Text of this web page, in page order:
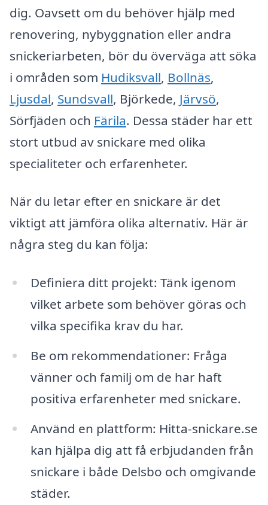
dig. Oavsett om du behöver hjälp med
renovering, nybyggnation eller andra
snickeriarbeten, bör du överväga att söka
i områden som Hudiksvall, Bollnäs,
Ljusdal, Sundsvall, Björkede, Järvsö,
Sörfjäden och Färila. Dessa städer har ett
stort utbud av snickare med olika
specialiteter och erfarenheter.
När du letar efter en snickare är det
viktigt att jämföra olika alternativ. Här är
några steg du kan följa:
Definiera ditt projekt: Tänk igenom
vilket arbete som behöver göras och
vilka specifika krav du har.
Be om rekommendationer: Fråga
vänner och familj om de har haft
positiva erfarenheter med snickare.
Använd en plattform: Hitta-snickare.se
kan hjälpa dig att få erbjudanden från
snickare i både Delsbo och omgivande
städer.